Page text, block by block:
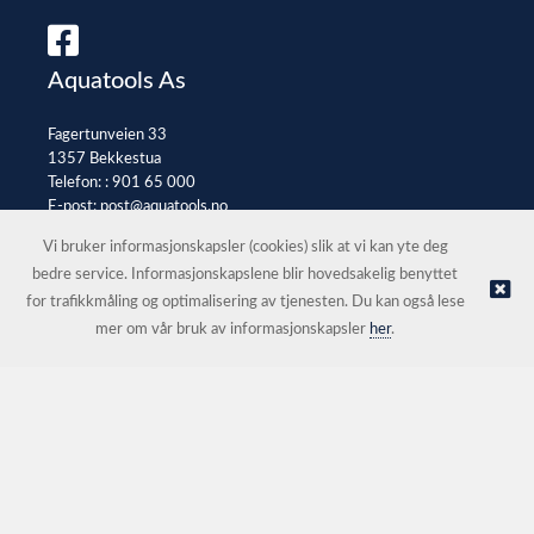
Aquatools As
Fagertunveien 33
1357 Bekkestua
Telefon: : 901 65 000
E-post:post@aquatools.no
© Aquatools As |Nettbutikk levert av Kréatif
Vi bruker informasjonskapsler (cookies) slik at vi kan yte deg
bedre service. Informasjonskapslene blir hovedsakelig benyttet
for trafikkmåling og optimalisering av tjenesten. Du kan også lese
mer om vår bruk av informasjonskapsler her.